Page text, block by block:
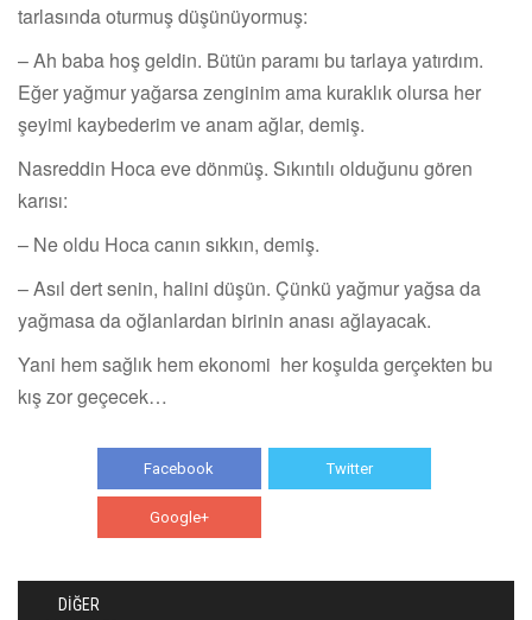
tarlasında oturmuş düşünüyormuş:
– Ah baba hoş geldin. Bütün paramı bu tarlaya yatırdım.
Eğer yağmur yağarsa zenginim ama kuraklık olursa her
şeyimi kaybederim ve anam ağlar, demiş.
Nasreddin Hoca eve dönmüş. Sıkıntılı olduğunu gören
karısı:
– Ne oldu Hoca canın sıkkın, demiş.
– Asıl dert senin, halini düşün. Çünkü yağmur yağsa da
yağmasa da oğlanlardan birinin anası ağlayacak.
Yani hem sağlık hem ekonomi her koşulda gerçekten bu
kış zor geçecek…
Facebook Twitter
Google+
DİĞER